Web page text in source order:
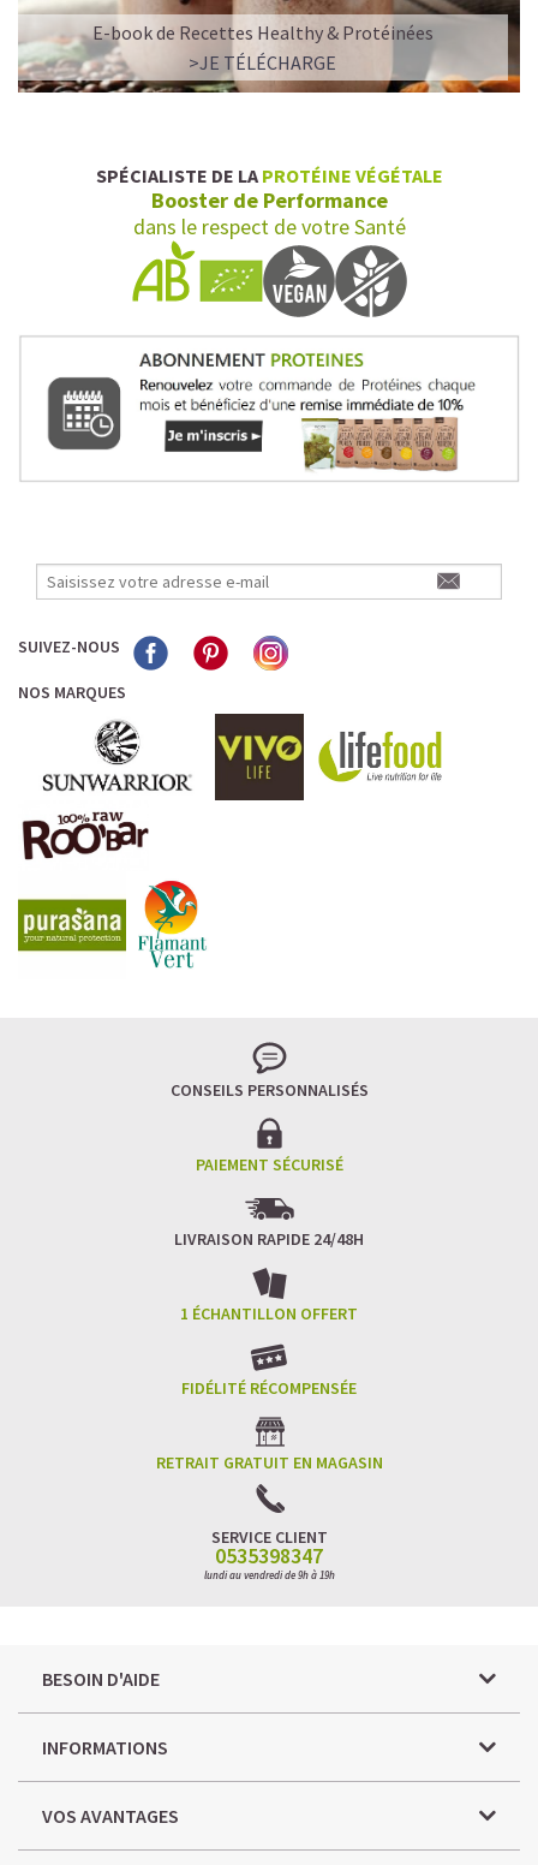
E-book de Recettes Healthy & Protéinées
>JE TÉLÉCHARGE
SPÉCIALISTE DE LA PROTÉINE VÉGÉTALE
Booster de Performance
dans le respect de votre Santé
SUIVEZ-NOUS
NOS MARQUES
CONSEILS PERSONNALISÉS
PAIEMENT SÉCURISÉ
LIVRAISON RAPIDE 24/48H
1 ÉCHANTILLON OFFERT
FIDÉLITÉ RÉCOMPENSÉE
RETRAIT GRATUIT EN MAGASIN
SERVICE CLIENT
0535398347
lundi au vendredi de 9h à 19h
BESOIN D'AIDE
INFORMATIONS
VOS AVANTAGES